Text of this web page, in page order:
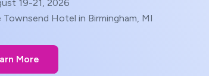
19-21, 2026
Townsend Hotel in Birmingham, MI
More